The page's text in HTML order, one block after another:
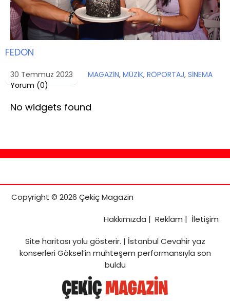
FEDON
30 Temmuz 2023 MAGAZİN, MÜZİK, RÖPORTAJ, SİNEMA
Yorum (0)
No widgets found
Copyright © 2026 Çekiç Magazin
Hakkımızda | Reklam | İletişim
Site haritasıyolu gösterir. | İstanbul Cevahir yaz
konserleri Göksel’in muhteşem performansıyla son
buldu